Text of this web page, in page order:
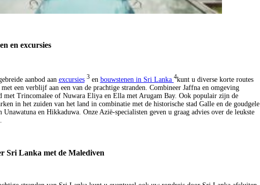
en excursies
aanbod aan excursies 3en bouwstenen in Sri Lanka 4kunt u diverse korte routes
een verblijf aan een van de prachtige stranden. Combineer Jaffna en omgeving
met Trincomalee of Nuwara Eliya en Ella met Arugam Bay. Ook populair zijn de
in het zuiden van het land in combinatie met de historische stad Galle en de goudgele
Unawatuna en Hikkaduwa. Onze Azië-specialisten geven u graag advies over de leukste
Sri Lanka met de Malediven